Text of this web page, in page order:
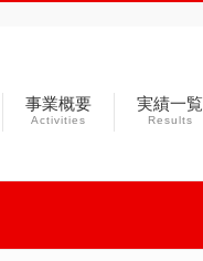
事業概要
Activities
実績一覧
Results